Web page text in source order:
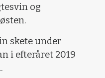
og
skete under
i efteråret 2019